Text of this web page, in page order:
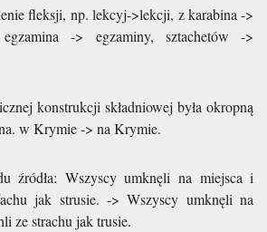
fleksji, np. lekcyj->lekcji, z karabina ->
-> egzaminy, sztachetów ->
konstrukcji składniowej była okropną
w Krymie -> na Krymie.
źródła: Wszyscy umknęli na miejsca i
jak strusie. -> Wszyscy umknęli na
ze strachu jak trusie.